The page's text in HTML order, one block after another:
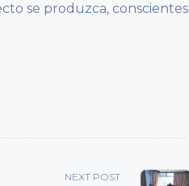
se produzca, conscientes
NEXT POST